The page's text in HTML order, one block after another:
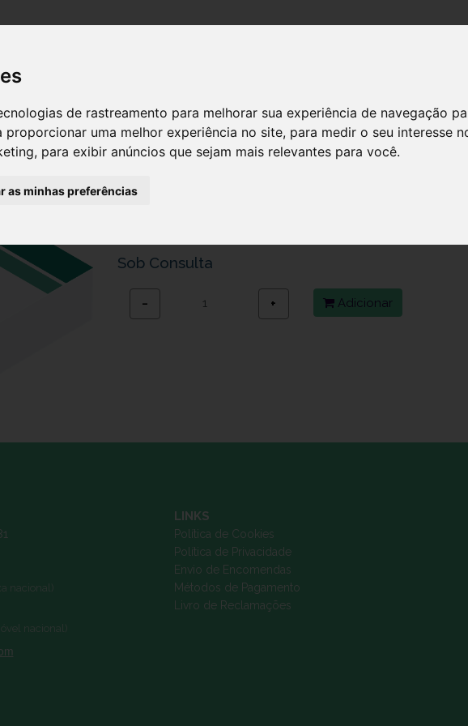
de rastreamento para melhorar sua experiência de navegação
proporcionar uma melhor experiência no site, para medir o seu interesse
, para exibir anúncios que sejam mais relevantes para você.
as minhas preferências
PERFUME FEMININO 150ML N.39
Ref.: 2140039
Sob Consulta
− + Adicionar
nacional)
nacional)
LINKS
Política de Cookies
Política de Privacidade
Envio de Encomendas
Métodos de Pagamento
Livro de Reclamações